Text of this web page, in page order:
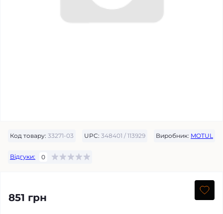
Код товару: 33271-03 UPC: 348401 / 113929 Виробник: MOTUL
Відгуки: 0
851 грн